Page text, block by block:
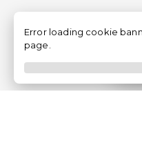
Error loading cookie
page.